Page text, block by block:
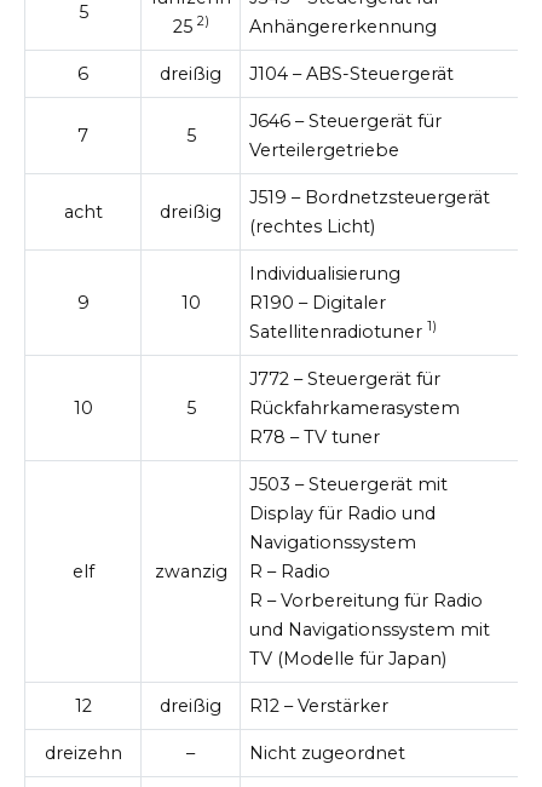
5
25 2)
Anhängererkennung
6 dreißig J104 – ABS-Steuergerät
7 5
J646 – Steuergerät für
Verteilergetriebe
acht dreißig
J519 – Bordnetzsteuergerät
(rechtes Licht)
9 10
Individualisierung
R190 – Digitaler
Satellitenradiotuner 1)
10 5
J772 – Steuergerät für
Rückfahrkamerasystem
R78 – TV tuner
elf zwanzig
J503 – Steuergerät mit
Display für Radio und
Navigationssystem
R – Radio
R – Vorbereitung für Radio
und Navigationssystem mit
TV (Modelle für Japan)
12 dreißig R12 – Verstärker
dreizehn – Nicht zugeordnet